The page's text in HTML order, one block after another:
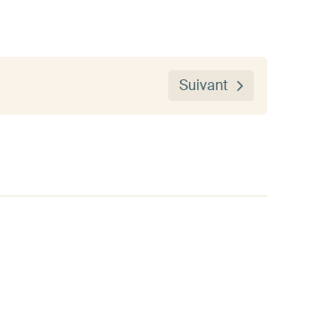
Suivant